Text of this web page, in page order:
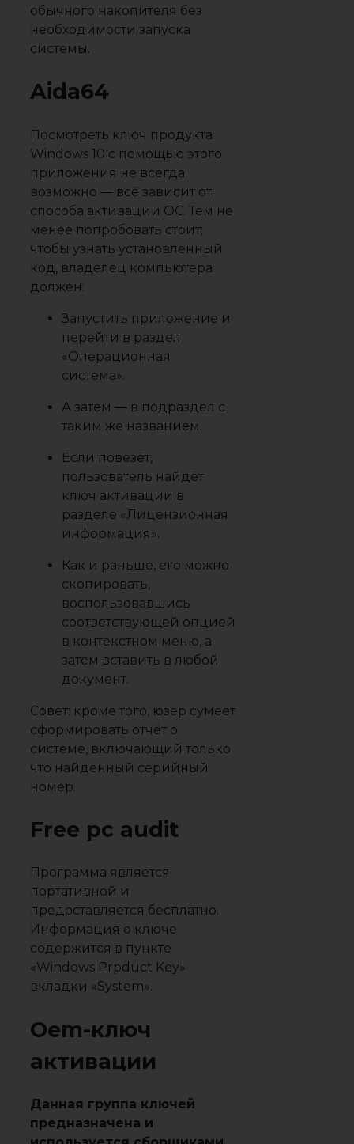
обычного накопителя без
необходимости запуска
системы.
Aida64
Посмотреть ключ продукта
Windows 10 с помощью этого
приложения не всегда
возможно — всё зависит от
способа активации ОС. Тем не
менее попробовать стоит;
чтобы узнать установленный
код, владелец компьютера
должен:
Запустить приложение и
перейти в раздел
«Операционная
система».
А затем — в подраздел с
таким же названием.
Если повезёт,
пользователь найдёт
ключ активации в
разделе «Лицензионная
информация».
Как и раньше, его можно
скопировать,
воспользовавшись
соответствующей опцией
в контекстном меню, а
затем вставить в любой
документ.
Совет: кроме того, юзер сумеет
сформировать отчёт о
системе, включающий только
что найденный серийный
номер.
Free pc audit
Программа является
портативной и
предоставляется бесплатно.
Информация о ключе
содержится в пункте
«Windows Prpduct Key»
вкладки «System».
Oem-ключ
активации
Данная группа ключей
предназначена и